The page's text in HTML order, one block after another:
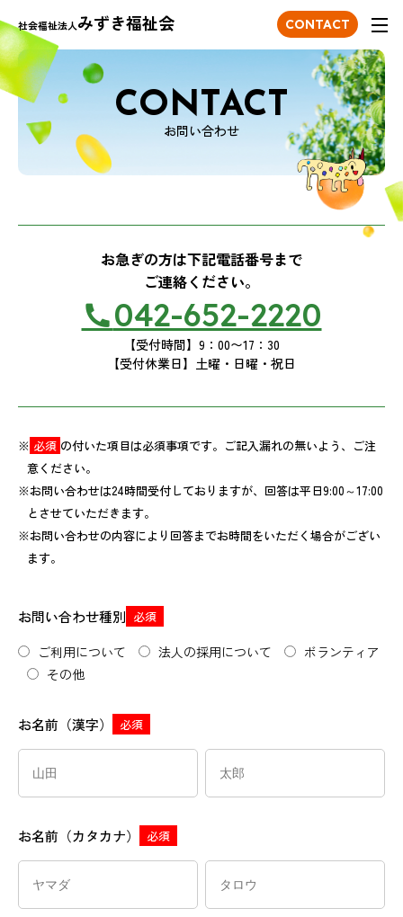
社会福祉法人みずき福祉会 CONTACT
CONTACT
お問い合わせ
お急ぎの方は下記電話番号まで
ご連絡ください。
042-652-2220
【受付時間】9：00〜17：30
【受付休業日】土曜・日曜・祝日
※ 必須 の付いた項目は必須事項です。ご記入漏れの無いよう、ご注
意ください。
※お問い合わせは24時間受付しておりますが、回答は平日9:00～17:00
とさせていただきます。
※お問い合わせの内容により回答までお時間をいただく場合がござい
ます。
お問い合わせ種別 必須
ご利用について 法人の採用について
ボランティア
その他
お名前（漢字） 必須
お名前（カタカナ） 必須